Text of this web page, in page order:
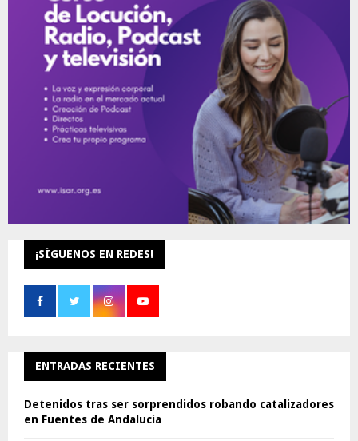
¡SÍGUENOS EN REDES!
ENTRADAS RECIENTES
Detenidos tras ser sorprendidos robando catalizadores
en Fuentes de Andalucía